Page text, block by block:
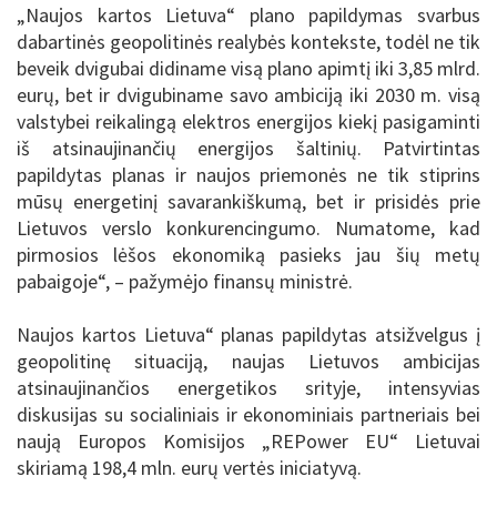
„Naujos kartos Lietuva“ plano papildymas svarbus
dabartinės geopolitinės realybės kontekste, todėl ne tik
beveik dvigubai didiname visą plano apimtį iki 3,85 mlrd.
eurų, bet ir dvigubiname savo ambiciją iki 2030 m. visą
valstybei reikalingą elektros energijos kiekį pasigaminti
iš atsinaujinančių energijos šaltinių. Patvirtintas
papildytas planas ir naujos priemonės ne tik stiprins
mūsų energetinį savarankiškumą, bet ir prisidės prie
Lietuvos verslo konkurencingumo. Numatome, kad
pirmosios lėšos ekonomiką pasieks jau šių metų
pabaigoje“, – pažymėjo finansų ministrė.
Naujos kartos Lietuva“ planas papildytas atsižvelgus į
geopolitinę situaciją, naujas Lietuvos ambicijas
atsinaujinančios energetikos srityje, intensyvias
diskusijas su socialiniais ir ekonominiais partneriais bei
naują Europos Komisijos „REPower EU“ Lietuvai
skiriamą 198,4 mln. eurų vertės iniciatyvą.